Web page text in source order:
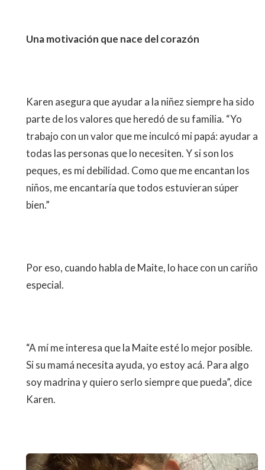
Una motivación que nace del corazón
Karen asegura que ayudar a la niñez siempre ha sido
parte de los valores que heredó de su familia. “Yo
trabajo con un valor que me inculcó mi papá: ayudar a
todas las personas que lo necesiten. Y si son los
peques, es mi debilidad. Como que me encantan los
niños, me encantaría que todos estuvieran súper
bien.”
Por eso, cuando habla de Maite, lo hace con un cariño
especial.
“A mí me interesa que la Maite esté lo mejor posible.
Si su mamá necesita ayuda, yo estoy acá. Para algo
soy madrina y quiero serlo siempre que pueda”, dice
Karen.